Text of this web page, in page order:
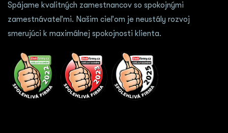
Spájame kvalitných zamestnancov so spokojnými
zamestnávateľmi. Našim cieľom je neustály rozvoj
smerujúci k maximálnej spokojnosti klienta.